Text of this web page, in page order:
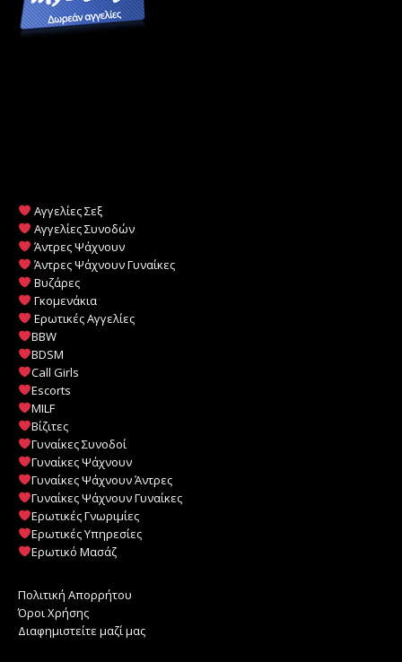
Αγγελίες Σεξ
Αγγελίες Συνοδών
Άντρες Ψάχνουν
Άντρες Ψάχνουν Γυναίκες
Βυζάρες
Γκομενάκια
Ερωτικές Αγγελίες
BBW
BDSM
Call Girls
Escorts
MILF
️Βίζιτες
Γυναίκες Συνοδοί
Γυναίκες Ψάχνουν
Γυναίκες Ψάχνουν Άντρες
Γυναίκες Ψάχνουν Γυναίκες
Ερωτικές Γνωριμίες
Ερωτικές Υπηρεσίες
Ερωτικό Μασάζ
Πολιτική Απορρήτου
Όροι Χρήσης
Διαφημιστείτε μαζί μας